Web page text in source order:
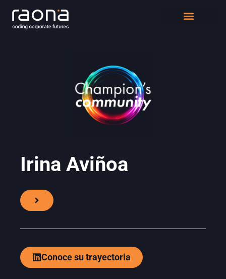
Irina Aviñoa
Conoce su trayectoria